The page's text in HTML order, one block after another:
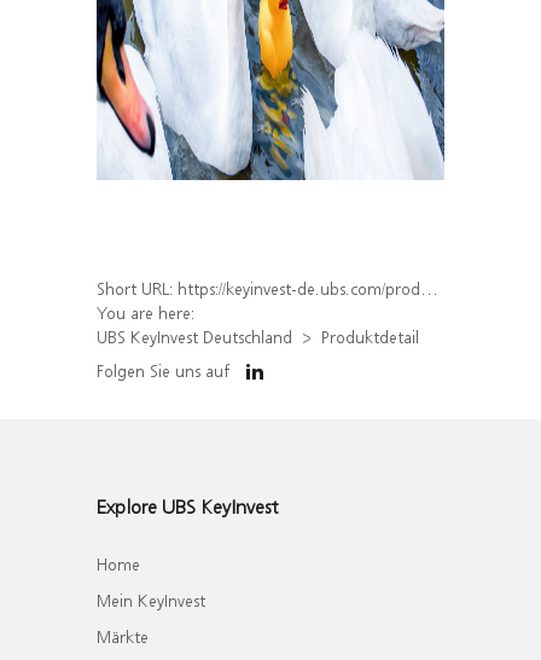
Short URL: https://keyinvest-de.ubs.com/produkt/detail/index/isin/DE000WA4QGC2
You are here:
UBS KeyInvest Deutschland
Produktdetail
Folgen Sie uns auf
Explore UBS KeyInvest
Home
Mein KeyInvest
Märkte